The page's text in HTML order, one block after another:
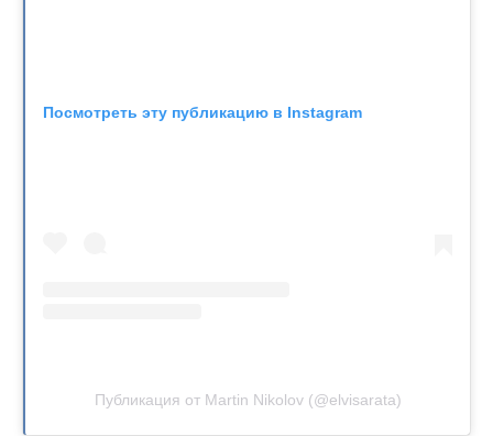
Посмотреть эту публикацию в Instagram
Публикация от Martin Nikolov (@elvisarata)